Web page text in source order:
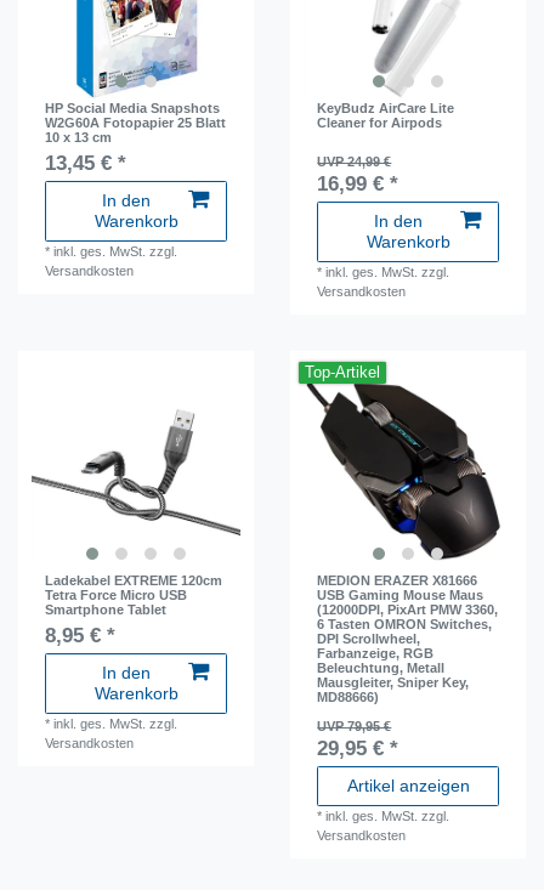
HP Social Media Snapshots
W2G60A Fotopapier 25 Blatt
10 x 13 cm
13,45 € *
In den
Warenkorb
*inkl. ges. MwSt. zzgl.
Versandkosten
KeyBudz AirCare Lite
Cleaner for Airpods
UVP 24,99 €
16,99 € *
In den
Warenkorb
*inkl. ges. MwSt. zzgl.
Versandkosten
Ladekabel EXTREME 120cm
Tetra Force Micro USB
Smartphone Tablet
8,95 € *
In den
Warenkorb
*inkl. ges. MwSt. zzgl.
Versandkosten
Top-Artikel
MEDION ERAZER X81666
USB Gaming Mouse Maus
(12000DPI, PixArt PMW 3360,
6 Tasten OMRON Switches,
DPI Scrollwheel,
Farbanzeige, RGB
Beleuchtung, Metall
Mausgleiter, Sniper Key,
MD88666)
UVP 79,95 €
29,95 € *
Artikel anzeigen
*inkl. ges. MwSt. zzgl.
Versandkosten